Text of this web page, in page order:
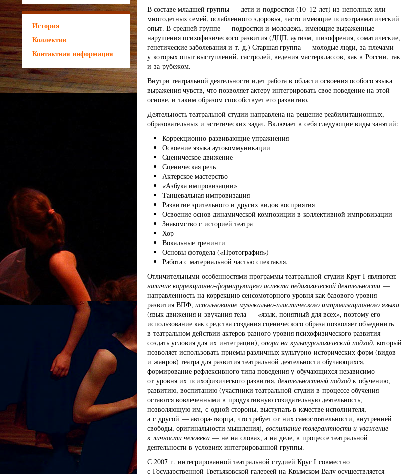
История
Коллектив
Контактная информация
В составе младшей группы — дети и подростки (10–12 лет) из неполных или
многодетных семей, ослабленного здоровья, часто имеющие психотравматический
опыт. В средней группе — подростки и молодежь, имеющие выраженные
нарушения психофизического развития (ДЦП, аутизм, шизофрения, соматические,
генетические заболевания и т. д.) Старшая группа — молодые люди, за плечами
у которых опыт выступлений, гастролей, ведения мастерклассов, как в России, так
и за рубежом.
Внутри театральной деятельности идет работа в области освоения особого языка
выражения чувств, что позволяет актеру интегрировать свое поведение на этой
основе, и таким образом способствует его развитию.
Деятельность театральной студии направлена на решение реабилитационных,
образовательных и эстетических задач. Включает в себя следующие виды занятий:
Коррекционно-развивающие упражнения
Освоение языка аутокоммуникации
Сценическое движение
Сценическая речь
Актерское мастерство
«Азбука импровизации»
Танцевальная импровизация
Развитие зрительного и других видов восприятия
Освоение основ динамической композиции в коллективной импровизации
Знакомство с историей театра
Хор
Вокальные тренинги
Основы фотодела («Протография»)
Работа с материальной частью спектакля.
Отличительными особенностями программы театральной студии Круг I являются:
наличие коррекционно-формирующего аспекта педагогической деятельности —
направленность на коррекцию сенсомоторного уровня как базового уровня
развития ВПФ, использование музыкально-пластического импровизационного языка
(язык движения и звучания тела — «язык, понятный для всех», поэтому его
использование как средства создания сценического образа позволяет объединить
в театральном действии актеров разного уровня психофизического развития —
создать условия для их интеграции), опора на культурологический подход, который
позволяет использовать приемы различных культурно-исторических форм (видов
и жанров) театра для развития театральной деятельности обучающихся,
формирование рефлексивного типа поведения у обучающихся независимо
от уровня их психофизического развития, деятельностный подход к обучению,
развитию, воспитанию (участники театральной студии в процессе обучения
остаются вовлеченными в продуктивную созидательную деятельность,
позволяющую им, с одной стороны, выступать в качестве исполнителя,
а с другой — автора-творца, что требует от них самостоятельности, внутренней
свободы, оригинальности мышления), воспитание толерантности и уважение
к личности человека — не на словах, а на деле, в процессе театральной
деятельности в условиях интегрированной группы.
С 2007 г. интегрированной театральной студией Круг I совместно
с Государственной Третьяковской галереей на Крымском Валу осуществляется